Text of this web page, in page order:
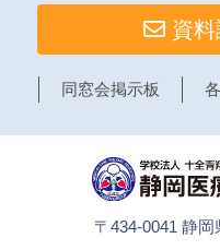
資
同窓会掲示板
〒434-0041 静